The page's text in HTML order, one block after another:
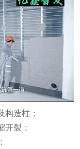
构造柱；
开裂；